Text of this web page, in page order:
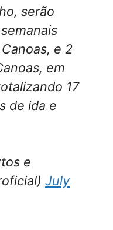
serão
e 2
em
17
de ida e
e
July